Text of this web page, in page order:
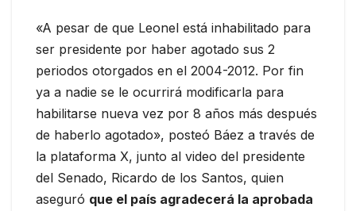
«A pesar de que Leonel está inhabilitado para
ser presidente por haber agotado sus 2
periodos otorgados en el 2004-2012. Por fin
ya a nadie se le ocurrirá modificarla para
habilitarse nueva vez por 8 años más después
de haberlo agotado», posteó Báez a través de
la plataforma X, junto al video del presidente
del Senado, Ricardo de los Santos, quien
aseguró que el país agradecerá la aprobada